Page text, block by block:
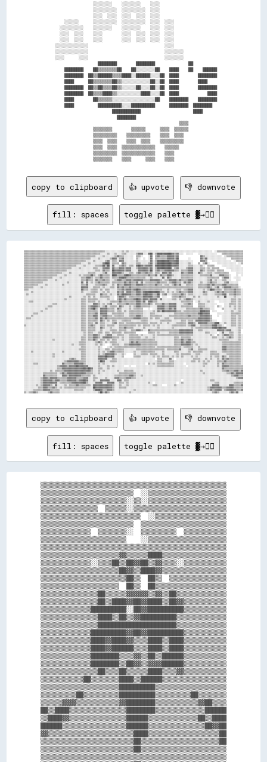
                  ░░░░░░░░    ░░░░░░░░    ░░░░
                  ░░░░░░░░░░  ░░░░░░░░░░  ░░░░
                  ░░░░  ░░░░  ░░░░  ░░░░  ░░░░
      ░░░░░░      ░░░░░░░░░░  ░░░░░░░░░░  ░░░░  ░░░░
    ░░░░░░░░░░    ░░░░░░░░    ░░░░░░░░    ░░░░  ░░░░
    ░░░░  ░░░░    ░░░░        ░░░░  ░░░░  ░░░░  ░░░░
    ░░░░  ░░░░    ░░░░        ░░░░  ░░░░  ░░░░  ░░░░
  ░░░░░░░░░░░░░░                                ░░░░
  ░░░░░░░░░░░░░░                                ░░░░░░░░
  ░░░░      ░░░░                                ░░░░░░░░
                    ████████        ████████              ██
      ████████    ██▒▒▒▒▒▒▒▒██    ██░░░░░░░░██    ████    ██    ██████
      ████████  ██▒▒██████▒▒▒▒████░░██████░░░░██  ████        ████████
      ████      ██▒▒▒▒▒▒▒▒██▒▒░░░░░░░░░░░░██░░██  ████        ████
      ████████  ██▒▒██▒▒▒▒██▒▒░░░░░░██░░░░██░░██  ████        ████████
      ████████  ██▒▒▒▒████▒▒░░░░░░░░░░████░░░░██  ████            ████
      ████        ██▒▒▒▒▒▒░░░░░░░░░░░░░░░░░░██    ████████    ████████
      ████          ██████████░░░░██████████      ████████  ████████
                          ████████████                      ████
                            ████████
                                                      ▒▒▒▒
                  ▒▒▒▒▒▒▒▒        ▒▒▒▒▒▒      ▒▒▒▒  ▒▒▒▒▒▒
                  ▒▒▒▒▒▒▒▒▒▒    ▒▒▒▒▒▒▒▒▒▒    ▒▒▒▒  ▒▒▒▒
                  ▒▒▒▒  ▒▒▒▒    ▒▒▒▒  ▒▒▒▒    ▒▒▒▒▒▒▒▒▒▒
                  ▒▒▒▒  ▒▒▒▒  ▒▒▒▒▒▒▒▒▒▒▒▒▒▒    ▒▒▒▒▒▒
                  ▒▒▒▒▒▒▒▒▒▒  ▒▒▒▒▒▒▒▒▒▒▒▒▒▒    ▒▒▒▒
copy to clipboard 👍 upvote 👎 downvote
fill: spaces toggle palette ▓→✊🏽
copy to clipboard 👍 upvote 👎 downvote
fill: spaces toggle palette ▓→✊🏽
▒▒▒▒▒▒▒▒▒▒▒▒▒▒▒▒▒▒▒▒▒▒▒▒▒▒▒▒▒▒▒▒▒▒▒▒▒▒▒▒▒▒▒▒▒▒▒▒▒▒▒▒
▒▒▒▒▒▒▒▒▒▒▒▒▒▒▒▒▒▒▒▒▒▒▒▒▒▒  ░░▒▒▒▒▒▒▒▒▒▒▒▒▒▒▒▒▒▒▒▒▒▒
▒▒▒▒▒▒▒▒▒▒▒▒▒▒▒▒▒▒▒▒▒▒▒▒░░▒▒░░▒▒▒▒▒▒▒▒▒▒▒▒▒▒▒▒▒▒▒▒▒▒
▒▒▒▒▒▒▒▒▒▒▒▒▒▒▒▒  ▒▒▒▒▒▒░░▒▒▒▒▒▒▒▒▒▒▒▒▒▒▒▒▒▒▒▒▒▒▒▒▒▒
▒▒▒▒▒▒▒▒▒▒▒▒▒▒▒▒▒▒▒▒▒▒▒▒▒▒▒▒  ░░▒▒▒▒▒▒▒▒▒▒▒▒▒▒▒▒▒▒▒▒
▒▒▒▒▒▒▒▒▒▒▒▒▒▒▒▒▒▒▒▒▒▒▒▒▒▒  ▒▒▒▒▒▒▒▒▒▒▒▒▒▒▒▒▒▒▒▒▒▒▒▒
▒▒▒▒▒▒▒▒▒▒▒▒▒▒  ▒▒▒▒▒▒▒▒░░  ▒▒▒▒▒▒▒▒▒▒  ▒▒▒▒▒▒▒▒▒▒▒▒
▒▒▒▒▒▒▒▒▒▒▒▒▒▒▒▒▒▒▒▒▒▒▒▒    ░░▒▒▒▒▒▒▒▒▒▒▒▒▒▒▒▒▒▒▒▒▒▒
▒▒▒▒▒▒▒▒▒▒▒▒▒▒▒▒▒▒▒▒▒▒▒▒▒▒▒▒▒▒▒▒▒▒▒▒▒▒▒▒▒▒▒▒▒▒▒▒▒▒▒▒
▒▒▒▒▒▒▒▒▒▒▒▒▒▒▒▒▒▒▒▒▒▒▓▓▒▒▒▒▒▒████▒▒▒▒▒▒▒▒▒▒▒▒▒▒▒▒▒▒
▒▒▒▒▒▒▒▒▒▒▒▒▒▒░░▒▒▒▒██▒▒██▓▓██▒▒▓▓▒▒▒▒░░▒▒▒▒▒▒▒▒▒▒▒▒
▒▒▒▒▒▒▒▒▒▒▒▒▒▒▒▒▒▒▒▒▒▒██▓▓▒▒████▓▓▒▒▒▒▒▒▒▒▒▒▒▒▒▒▒▒▒▒
▒▒▒▒▒▒▒▒▒▒▒▒▒▒▒▒▒▒▒▒▒▒▒▒██▒▒  ██▒▒  ▒▒▒▒▒▒▒▒▒▒▒▒▒▒▒▒
▒▒▒▒▒▒▒▒▒▒▒▒▒▒▒▒▒▒▒▒▒▒  ██▒▒  ██▒▒▒▒▒▒▒▒▒▒▒▒▒▒▒▒▒▒▒▒
▒▒▒▒▒▒▒▒▒▒▒▒▒▒▒▒██▒▒▒▒▒▒▓▓▓▓▓▓▒▒▓▓▒▒██▒▒▒▒▒▒▒▒▒▒▒▒▒▒
▒▒▒▒▒▒▒▒▒▒▒▒▒▒▒▒██▒▒████▓▓██▓▓████▒▒██▓▓▒▒▒▒▒▒▒▒▒▒▒▒
▒▒▒▒▒▒▒▒▒▒▒▒▒▒██████████░░██▓▓██████████▒▒▒▒▒▒▒▒▒▒▒▒
▒▒▒▒▒▒▒▒▒▒▒▒▒▒▒▒████▒▒██▒▒▓▓██████████▒▒▒▒▒▒▒▒▒▒▒▒▒▒
▒▒▒▒▒▒▒▒▒▒▒▒▒▒▒▒██████████████████████▒▒▒▒▒▒▒▒▒▒▒▒▒▒
▒▒▒▒▒▒▒▒▒▒▒▒▒▒██████████▓▓██▓▓██████████▒▒▒▒▒▒▒▒▒▒▒▒
▒▒▒▒▒▒▒▒▒▒▒▒▒▒████▓▓████▓▓▒▒▒▒████▒▒████▒▒▒▒▒▒▒▒▒▒▒▒
▒▒▒▒▒▒▒▒▒▒▒▒▒▒████▓▓██████▒▒▒▒████▒▒████▒▒▒▒▒▒▒▒▒▒▒▒
▒▒▒▒▒▒▒▒▒▒▒▒▒▒████████▒▒▒▒▓▓▒▒██▒▒██████▒▒▒▒▒▒▒▒▒▒▒▒
▒▒▒▒▒▒▒▒▒▒▒▒▒▒████████▒▒██▓▓▒▒▓▓▓▓██████▒▒▒▒▒▒▒▒▒▒▒▒
▒▒▒▒▒▒▒▒▒▒▒▒▒▒▒▒██▒▒▒▒██▒▒▒▒▒▒████▒▒▒▒▓▓▒▒▒▒▒▒▒▒▒▒▒▒
▒▒▒▒▒▒▒▒▒▒▒▒██▒▒▒▒▒▒▒▒████▒▒██████▒▒▒▒▒▒▒▒▒▒▒▒▒▒▒▒▒▒
▒▒▒▒▒▒▒▒▒▒▒▒▒▒▒▒▒▒▒▒▒▒██████████▒▒▒▒▒▒▒▒▒▒▒▒▒▒▒▒▒▒▒▒
▒▒▒▒▒▒▒▒▒▒██▒▒▒▒▒▒▒▒▒▒██████████▒▒▒▒▒▒▒▒▒▒██▒▒▒▒▒▒▒▒
▒▒▒▒▒▒▓▓▓▓▒▒▒▒▒▒▒▒▒▒▒▒▓▓████████▒▒▒▒▒▒▒▒▒▒▒▒▓▓██▒▒▒▒
██▒▒████▒▒▒▒▒▒▒▒▒▒▒▒▒▒▒▒████████▒▒▒▒▒▒▒▒▒▒▒▒▒▒██████
▒▒████▓▓▒▒▒▒▒▒▒▒▒▒▒▒▒▒▒▒██████▒▒▒▒▒▒▒▒▒▒▒▒▒▒██▒▒████
██████▒▒▒▒▒▒▒▒▒▒▒▒▒▒▒▒▒▒██████▒▒▒▒▒▒▒▒▒▒▒▒▒▒▒▒██▓▓██
▓▓▒▒▒▒▒▒▒▒▒▒▒▒▒▒▒▒▒▒▒▒▒▒▒▒████▒▒▒▒▒▒▒▒▒▒▒▒▒▒▒▒▒▒▒▒██
▒▒▒▒▒▒▒▒▒▒▒▒▒▒▒▒▒▒▒▒▒▒▒▒▒▒██▒▒▒▒▒▒▒▒▒▒▒▒▒▒▒▒▒▒▒▒▒▒██
▒▒▒▒▒▒▒▒▒▒▒▒▒▒▒▒▒▒▒▒▒▒▒▒▒▒██▒▒▒▒▒▒▒▒▒▒▒▒▒▒▒▒▒▒▒▒▒▒▒▒
▒▒▒▒▒▒▒▒▒▒▒▒▒▒▒▒▒▒▒▒▒▒▒▒▒▒▒▒▒▒▒▒▒▒▒▒▒▒▒▒▒▒▒▒▒▒▒▒▒▒▒▒